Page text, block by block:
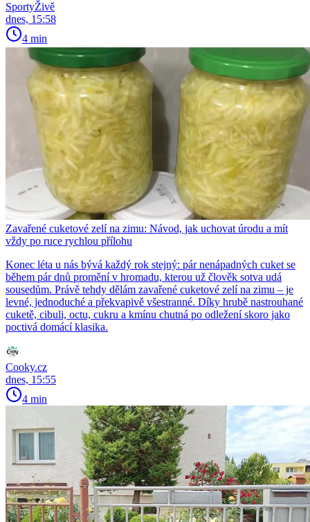
SportyŽivě
dnes, 15:58
4 min
Zavařené cuketové zelí na zimu: Návod, jak uchovat úrodu a mít
vždy po ruce rychlou přílohu
Konec léta u nás bývá každý rok stejný: pár nenápadných cuket se
během pár dnů promění v hromadu, kterou už člověk sotva udá
sousedům. Právě tehdy dělám zavařené cuketové zelí na zimu – je
levné, jednoduché a překvapivě všestranné. Díky hrubě nastrouhané
cuketě, cibuli, octu, cukru a kmínu chutná po odležení skoro jako
poctivá domácí klasika.
Cooky.cz
dnes, 15:55
4 min